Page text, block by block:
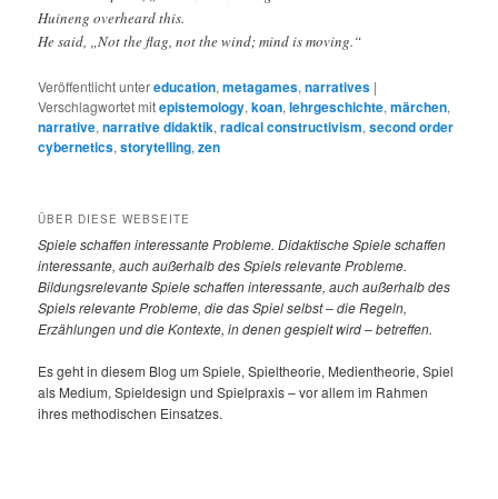
Huineng overheard this.
He said, „Not the flag, not the wind; mind is moving.“
Veröffentlicht untereducation,metagames,narratives |
Verschlagwortet mitepistemology,koan,lehrgeschichte,märchen,
narrative,narrative didaktik,radical constructivism,second order
cybernetics,storytelling,zen
ÜBER DIESE WEBSEITE
Spieleschaffen interessante Probleme. Didaktische Spiele schaffen
interessante, auch außerhalb des Spiels relevante Probleme.
Bildungsrelevante Spiele schaffen interessante, auch außerhalb des
Spiels relevante Probleme, die das Spiel selbst – die Regeln,
Erzählungen und die Kontexte, in denen gespielt wird – betreffen.
Es geht in diesem Blog um Spiele, Spieltheorie, Medientheorie, Spiel
als Medium, Spieldesign und Spielpraxis – vor allem im Rahmen
ihres methodischen Einsatzes.